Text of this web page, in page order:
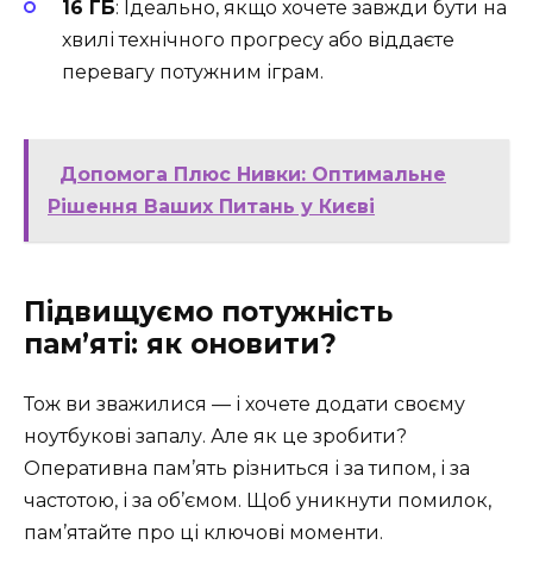
16 ГБ: Ідеально, якщо хочете завжди бути на
хвилі технічного прогресу або віддаєте
перевагу потужним іграм.
Допомога Плюс Нивки: Оптимальне
Рішення Ваших Питань у Києві
Підвищуємо потужність
пам’яті: як оновити?
Тож ви зважилися — і хочете додати своєму
ноутбукові запалу. Але як це зробити?
Оперативна пам’ять різниться і за типом, і за
частотою, і за об’ємом. Щоб уникнути помилок,
пам’ятайте про ці ключові моменти.